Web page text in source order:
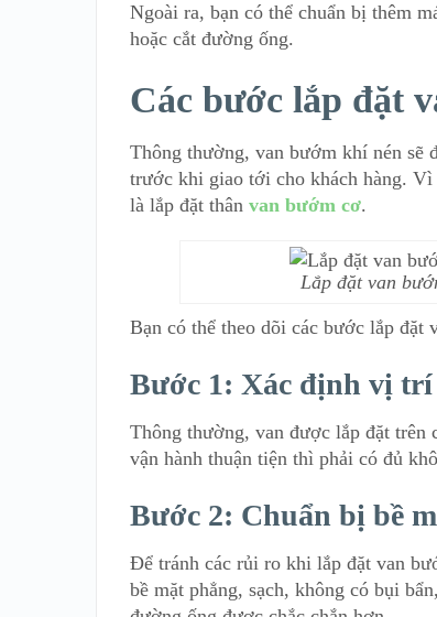
Ngoài ra, bạn có thể chuẩn bị thêm
hoặc cắt đường ống.
Các bước lắp đặt
Thông thường, van bướm khí nén sẽ
trước khi giao tới cho khách hàng.
là lắp đặt thân van bướm cơ.
Lắp đặt van
Bạn có thể theo dõi các bước lắp đặt
Bước 1: Xác định vị
Thông thường, van được lắp đặt trên
vận hành thuận tiện thì phải có đủ
Bước 2: Chuẩn bị bề
Để tránh các rủi ro khi lắp đặt van
bề mặt phẳng, sạch, không có bụi